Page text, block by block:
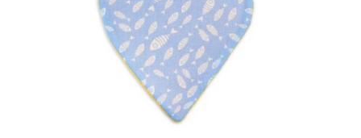
Ajouter au panier